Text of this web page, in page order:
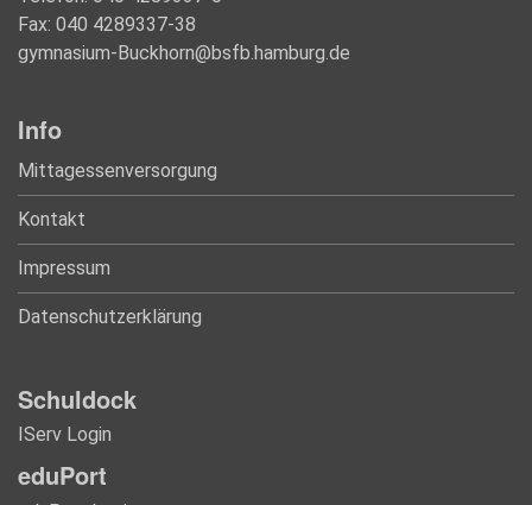
Fax: 040 4289337-38
gymnasium-Buckhorn@bsfb.hamburg.de
Info
Mittagessenversorgung
Kontakt
Impressum
Datenschutzerklärung
Schuldock
IServ Login
eduPort